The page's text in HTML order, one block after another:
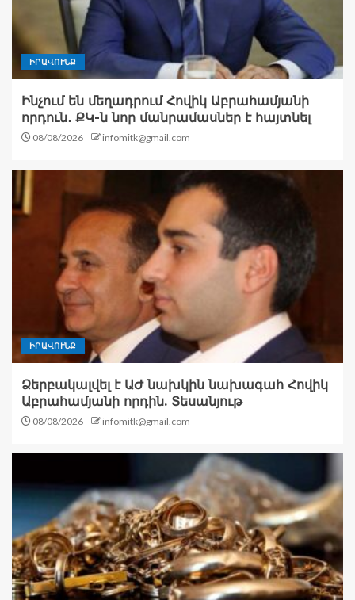
ԻՐԱՎՈՒՆՔ
Ինչում են մեղադրում Հովիկ Աբրահամյանի
որդուն․ ՔԿ-ն նոր մանրամասներ է հայտնել
08/08/2026 infomitk@gmail.com
ԻՐԱՎՈՒՆՔ
Ձերբակալվել է ԱԺ նախկին նախագահ Հովիկ
Աբրահամյանի որդին. Տեսանյութ
08/08/2026 infomitk@gmail.com